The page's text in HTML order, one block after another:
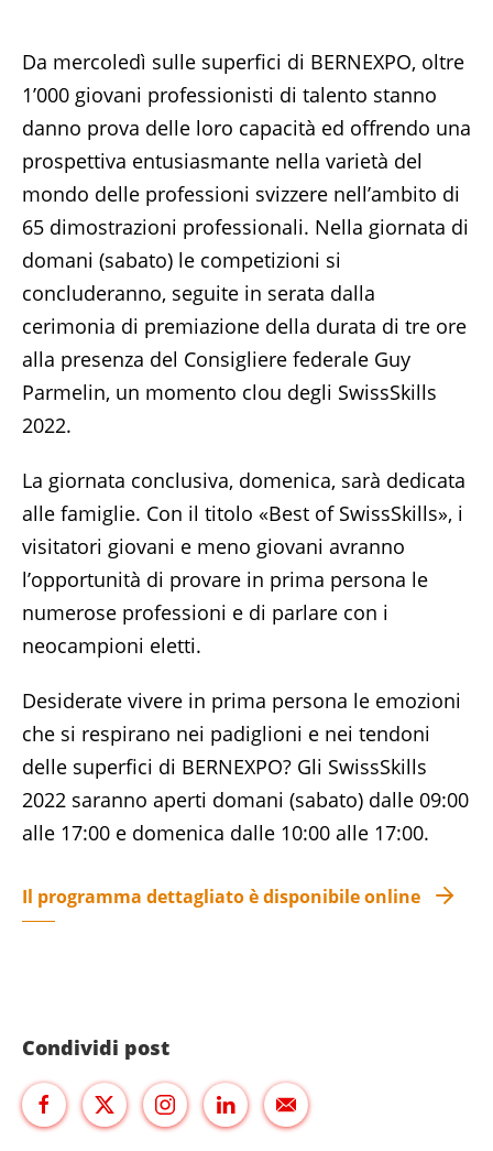
Da mercoledì sulle superfici di BERNEXPO, oltre
1’000 giovani professionisti di talento stanno
danno prova delle loro capacità ed offrendo una
prospettiva entusiasmante nella varietà del
mondo delle professioni svizzere nell’ambito di
65 dimostrazioni professionali. Nella giornata di
domani (sabato) le competizioni si
concluderanno, seguite in serata dalla
cerimonia di premiazione della durata di tre ore
alla presenza del Consigliere federale Guy
Parmelin, un momento clou degli SwissSkills
2022.
La giornata conclusiva, domenica, sarà dedicata
alle famiglie. Con il titolo «Best of SwissSkills», i
visitatori giovani e meno giovani avranno
l’opportunità di provare in prima persona le
numerose professioni e di parlare con i
neocampioni eletti.
Desiderate vivere in prima persona le emozioni
che si respirano nei padiglioni e nei tendoni
delle superfici di BERNEXPO? Gli SwissSkills
2022 saranno aperti domani (sabato) dalle 09:00
alle 17:00 e domenica dalle 10:00 alle 17:00.
Il programma dettagliato è disponibile online
Condividi post